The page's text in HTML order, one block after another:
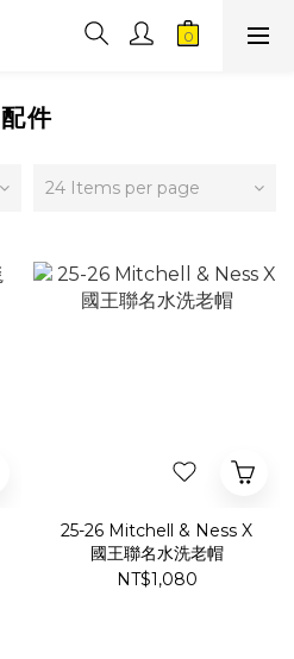
配件
24 Items per page
25-26 Mitchell & Ness X
國王聯名水洗老帽
NT$1,080